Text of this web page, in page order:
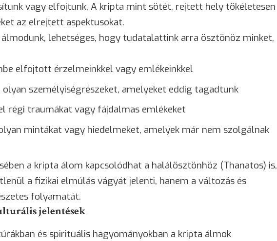
vagy elfojtunk. A kripta mint sötét, rejtett hely tökéletesen
az elrejtett aspektusokat.
lehetséges, hogy tudatalattink arra ösztönöz minket,
elfojtott érzelmeinkkel vagy emlékeinkkel
olyan személyiségrészeket, amelyeket eddig tagadtunk
régi traumákat vagy fájdalmas emlékeket
mintákat vagy hiedelmeket, amelyek már nem szolgálnak
a kripta álom kapcsolódhat a halálösztönhöz (Thanatos) is,
a fizikai elmúlás vágyát jelenti, hanem a változás és
folyamatát.
jelentések
és spirituális hagyományokban a kripta álmok